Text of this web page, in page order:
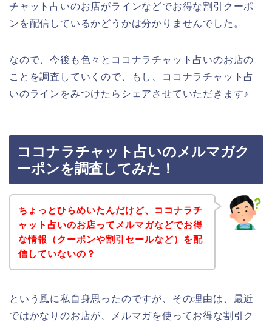
チャット占いのお店がラインなどでお得な割引クーポ
ンを配信しているかどうかは分かりませんでした。
なので、今後も色々とココナラチャット占いのお店の
ことを調査していくので、もし、ココナラチャット占
いのラインをみつけたらシェアさせていただきます♪
ココナラチャット占いのメルマガク
ーポンを調査してみた！
ちょっとひらめいたんだけど、ココナラチ
ャット占いのお店ってメルマガなどでお得
な情報（クーポンや割引セールなど）を配
信していないの？
という風に私自身思ったのですが、その理由は、最近
ではかなりのお店が、メルマガを使ってお得な割引ク